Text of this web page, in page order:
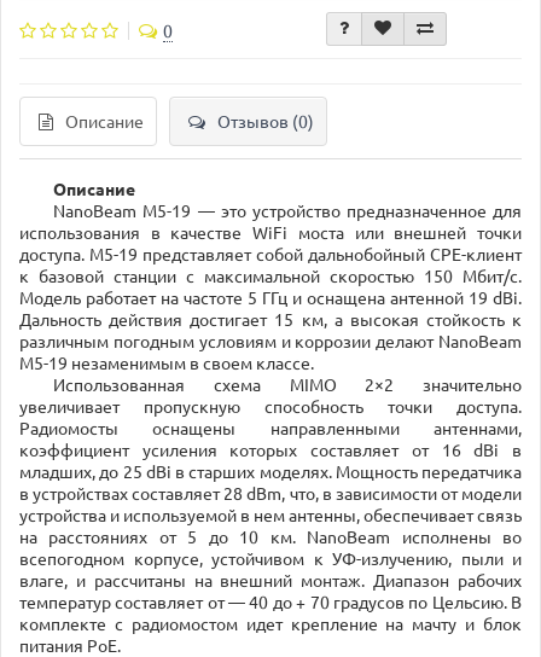
0
Описание Отзывов (0)
Описание
NanoBeam M5-19 — это устройство предназначенное для
использования в качестве WiFi моста или внешней точки
доступа. M5-19 представляет собой дальнобойный CPE-клиент
к базовой станции с максимальной скоростью 150 Мбит/с.
Модель работает на частоте 5 ГГц и оснащена антенной 19 dBi.
Дальность действия достигает 15 км, а высокая стойкость к
различным погодным условиям и коррозии делают NanoBeam
M5-19 незаменимым в своем классе.
Использованная схема MIMO 2×2 значительно
увеличивает пропускную способность точки доступа.
Радиомосты оснащены направленными антеннами,
коэффициент усиления которых составляет от 16 dBi в
младших, до 25 dBi в старших моделях. Мощность передатчика
в устройствах составляет 28 dBm, что, в зависимости от модели
устройства и используемой в нем антенны, обеспечивает связь
на расстояниях от 5 до 10 км. NanoBeam исполнены во
всепогодном корпусе, устойчивом к УФ-излучению, пыли и
влаге, и рассчитаны на внешний монтаж. Диапазон рабочих
температур составляет от — 40 до + 70 градусов по Цельсию. В
комплекте с радиомостом идет крепление на мачту и блок
питания PoE.